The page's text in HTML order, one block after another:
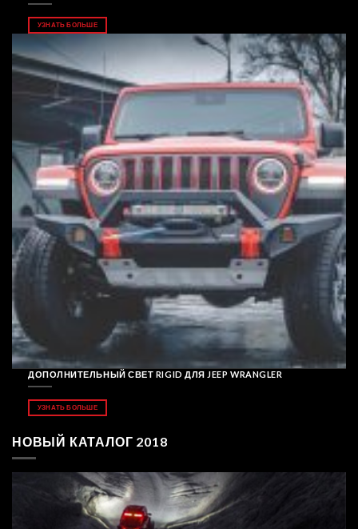
УЗНАТЬ БОЛЬШЕ
ДОПОЛНИТЕЛЬНЫЙ СВЕТ RIGID ДЛЯ JEEP WRANGLER
УЗНАТЬ БОЛЬШЕ
НОВЫЙ КАТАЛОГ 2018